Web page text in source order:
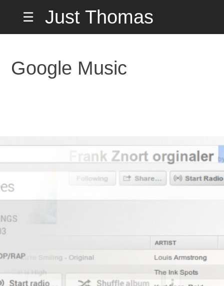
☰
Just Thomas
Google Music